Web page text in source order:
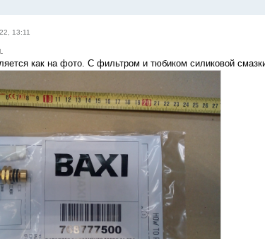
13:11
как на фото. С фильтром и тюбиком силиковой